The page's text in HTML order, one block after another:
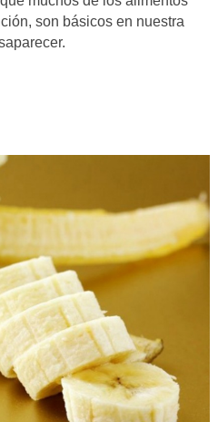
son básicos en nuestra